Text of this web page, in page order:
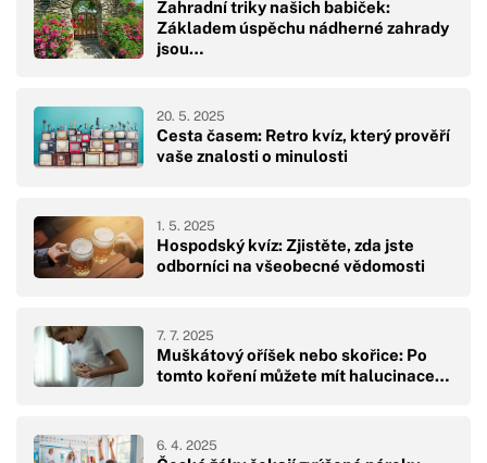
Zahradní triky našich babiček:
Základem úspěchu nádherné zahrady
jsou…
Cesta časem: Retro kvíz, který prověří
vaše znalosti o minulosti
20. 5. 2025
Hospodský kvíz: Zjistěte, zda jste
odborníci na všeobecné vědomosti
1. 5. 2025
Muškátový oříšek nebo skořice: Po
tomto koření můžete mít halucinace…
7. 7. 2025
6. 4. 2025